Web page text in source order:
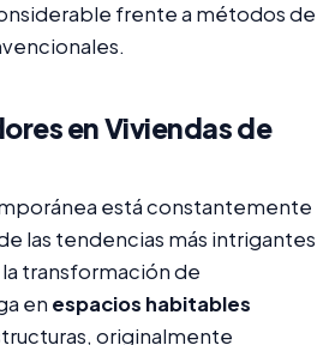
frente a métodos de
en Viviendas de
está constantemente
las tendencias más intrigantes
transformación de
en espacios habitables
originalmente